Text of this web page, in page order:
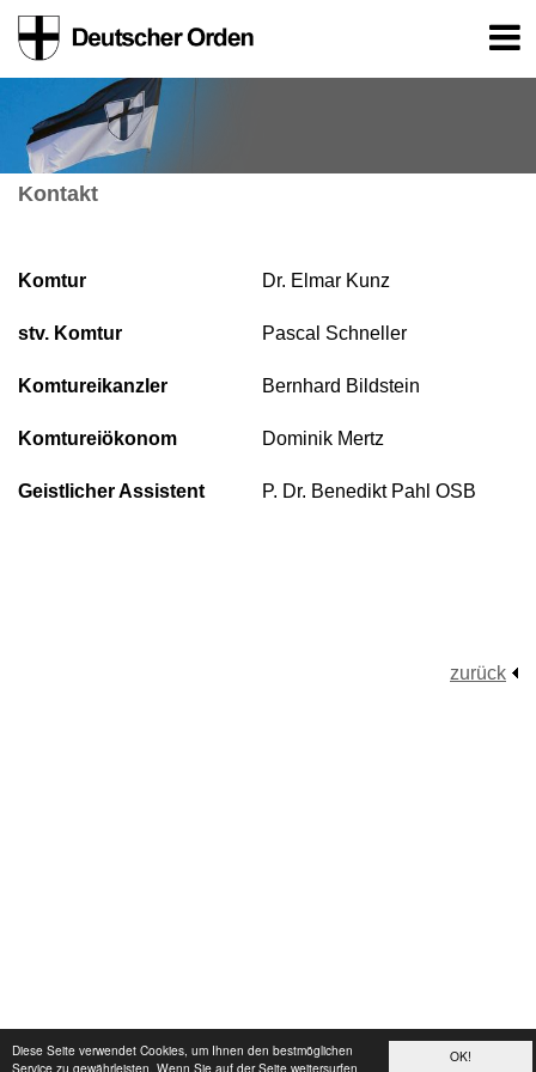
OK!
Diese Seite verwendet Cookies, um Ihnen den bestmöglichen
Service zu gewährleisten. Wenn Sie auf der Seite weitersurfen
Kontakt
Komtur Dr. Elmar Kunz
stv. Komtur Pascal Schneller
Komtureikanzler Bernhard Bildstein
Komtureiökonom Dominik Mertz
Geistlicher Assistent P. Dr. Benedikt Pahl OSB
zurück